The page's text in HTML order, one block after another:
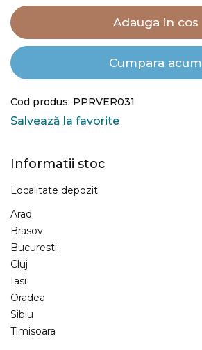
Adauga in cos
Cumpara acum
Cod produs: PPRVER031
Salvează la favorite
Informatii stoc
Localitate depozit
Arad
Brasov
Bucuresti
Cluj
Iasi
Oradea
Sibiu
Timisoara